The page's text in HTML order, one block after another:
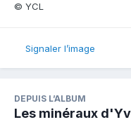
© YCL
Signaler l’image
DEPUIS L’ALBUM
Les minéraux